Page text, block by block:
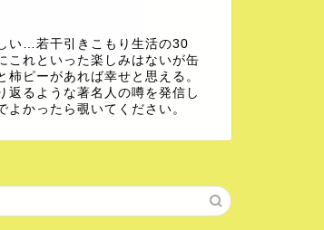
い…若干引きこもり生活の30
これといった楽しみはないが缶
柿ピーがあれば幸せと思える。
返るような著名人の噂を発信し
よかったら覗いてください。